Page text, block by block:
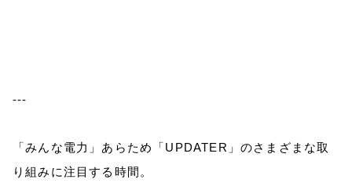
---
「みんな電力」あらため「UPDATER 」のさまざまな取
り組みに注目する時間。